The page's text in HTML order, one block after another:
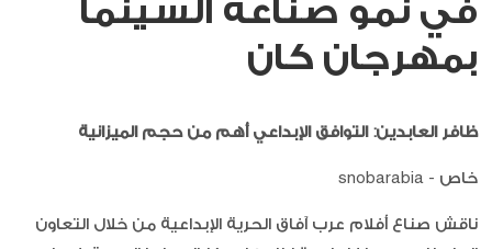
في نمو صناعة السينما
بمهرجان كان
ظافر العابدين: التوافق الإبداعي أهم من حجم الميزانية
خاص - snobarabia
ناقش صناع أفلام عرب آفاق الحرية الإبداعية من خلال التعاون